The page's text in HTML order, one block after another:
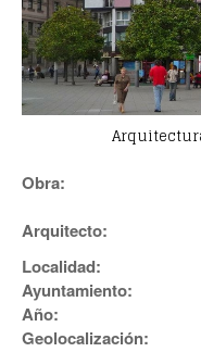
Obra:
Arquitecto:
Localidad:
Ayuntamiento:
Año:
Geolocalización: